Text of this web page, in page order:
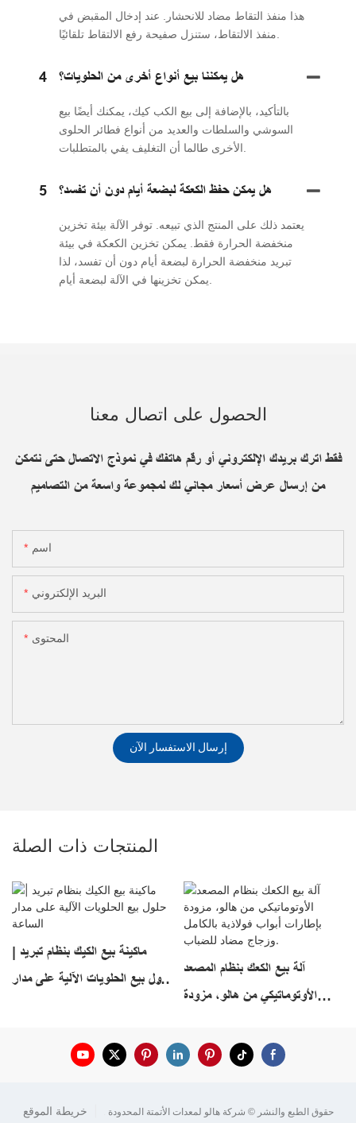
هذا منفذ التقاط مضاد للانحشار. عند إدخال المقبض في
منفذ الالتقاط، ستنزل صفيحة رفع الالتقاط تلقائيًا.
4 هل يمكننا بيع أنواع أخرى من الحلويات؟
بالتأكيد، بالإضافة إلى بيع الكب كيك، يمكنك أيضًا بيع
السوشي والسلطات والعديد من أنواع فطائر الحلوى
الأخرى طالما أن التغليف يفي بالمتطلبات.
5 هل يمكن حفظ الكعكة لبضعة أيام دون أن تفسد؟
يعتمد ذلك على المنتج الذي تبيعه. توفر الآلة بيئة تخزين
منخفضة الحرارة فقط. يمكن تخزين الكعكة في بيئة
تبريد منخفضة الحرارة لبضعة أيام دون أن تفسد، لذا
يمكن تخزينها في الآلة لبضعة أيام.
الحصول على اتصال معنا
فقط اترك بريدك الإلكتروني أو رقم هاتفك في نموذج الاتصال حتى نتمكن
من إرسال عرض أسعار مجاني لك لمجموعة واسعة من التصاميم
اسم
البريد الإلكتروني
المحتوى
إرسال الاستفسار الآن
المنتجات ذات الصلة
ماكينة بيع الكيك بنظام تبريد |
حلول بيع الحلويات الآلية على مدار
آلة بيع الكعك بنظام المصعد
الأوتوماتيكي من هالو، مزودة
وزجاج مضاد للضباب.
حقوق الطبع والنشر © شركة هالو لمعدات الأتمتة المحدودة خريطة الموقع